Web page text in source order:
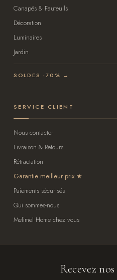
Canapés & Fauteuils
Décoration
Luminaires
Jardin
SOLDES -70% →
SERVICE CLIENT
Nous contacter
Livraison & Retours
Rétractation
Garantie meilleur prix
Paiements sécurisés
Qui sommes-nous
Melimel Home chez vous
Recevez nos